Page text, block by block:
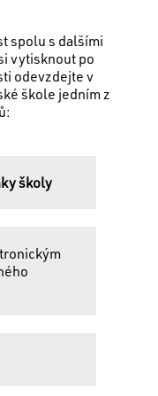
spolu s dalšími
vytisknout po
odevzdejte v
škole jedním z
školy